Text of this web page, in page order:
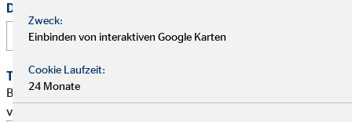
Deine Telefonnummer
Terminwunsch
Bitte schlage mir einen Termin für ein persönliches Gespräch
vor.
Zweck:
Einbinden von interaktiven Google Karten
Cookie Laufzeit:
24 Monate